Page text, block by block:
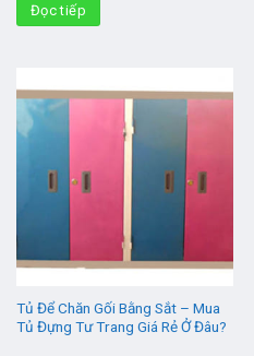
Đọc tiếp
Tủ Để Chăn Gối Bằng Sắt – Mua
Tủ Đựng Tư Trang Giá Rẻ Ở Đâu?